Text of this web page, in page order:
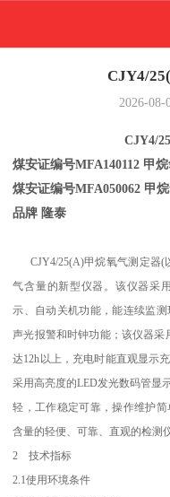
CJY4/
2026-08-
CJY4/
煤安证编号MFA140112 甲
煤安证编号MFA050062 甲
品牌 隆泰
CJY4/25(A)甲烷氧气测定器(
气含量的新型仪器。该仪器采
示、自动关机功能，能连续监
声光报警和时钟功能；该仪器采
达12h以上，充电时能直观显示
采用高亮度的LED发光数码管显
轻，工作稳定可靠，操作维护
含量的轻便、可靠、直观的检测
2 技术指标
2.1使用环境条件